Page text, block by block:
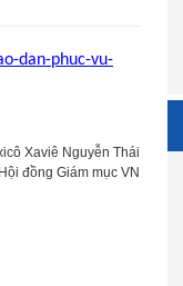
dan-phuc-vu-
Xaviê Nguyễn Thái
Hội đồng Giám mục VN